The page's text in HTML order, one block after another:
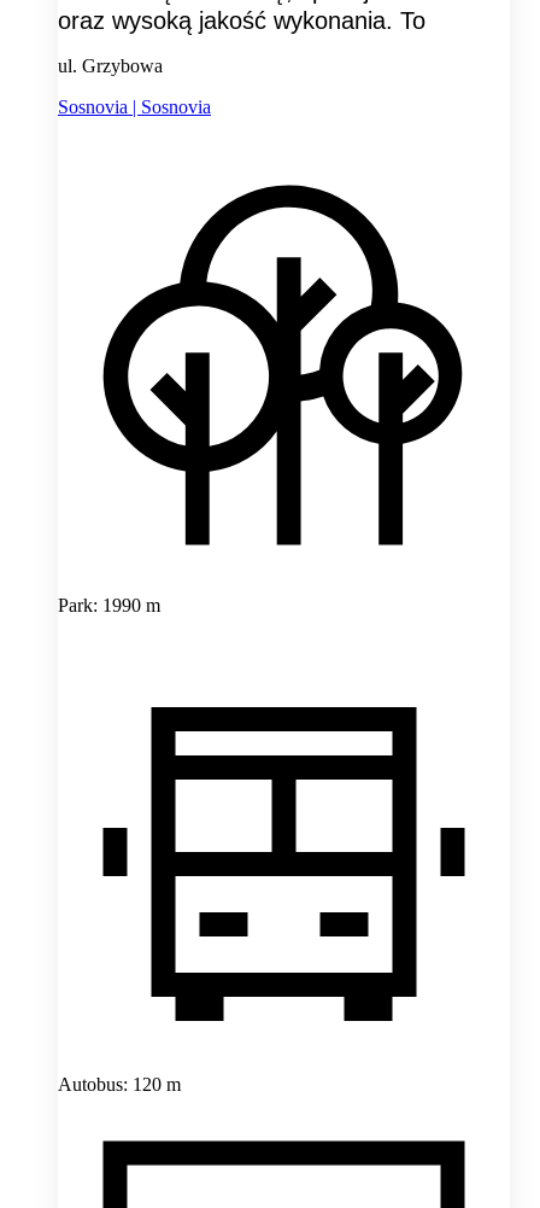
oraz wysoką jakość wykonania. To
ul. Grzybowa
Sosnovia | Sosnovia
Park: 1990 m
Autobus: 120 m